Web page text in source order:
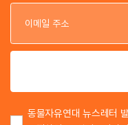
동물자유연대 뉴스레터